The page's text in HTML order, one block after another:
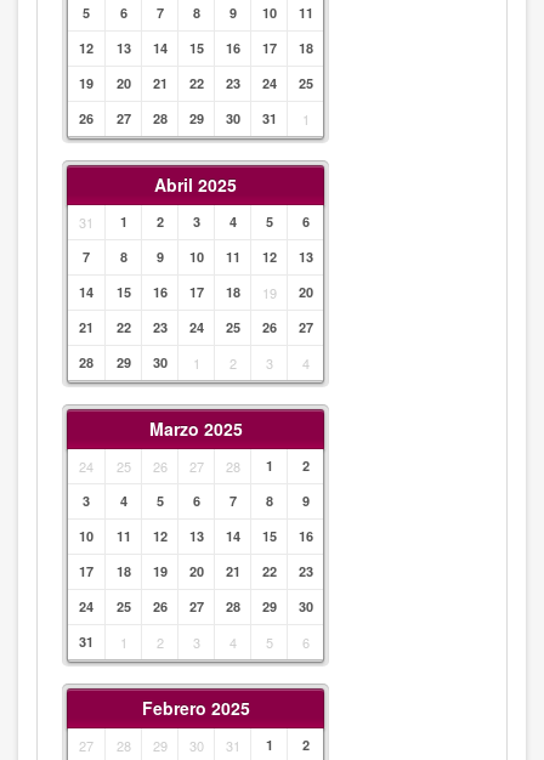
5 6 7 8 9 10
11
12
13 14 15 16 17
18
19
20 21 22 23 24
25
26
27 28 29 30 31 1
Abril 2025
31 1 2 3 4 5
6
7
8 9 10 11 12
13
14
15 16 17 18 19
20
21
22 23 24 25 26
27
28
29 30 1 2 3 4
Marzo 2025
24 25 26 27 28 1
2
3
4 5 6 7 8
9
10
11 12 13 14 15
16
17
18 19 20 21 22
23
24
25 26 27 28 29
30
31
1 2 3 4 5 6
Febrero 2025
27 28 29 30 31 1
2